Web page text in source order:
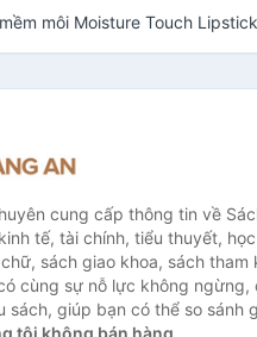
môi Moisture Touch
cung cấp thông tin về
tế, tài chính, tiểu thuyết,
sách giao khoa, sách tham
cùng sự nỗ lực không
sách, giúp bạn có thể so sánh
tôi không bán hàng.